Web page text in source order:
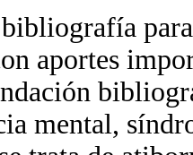
aportes
mental,